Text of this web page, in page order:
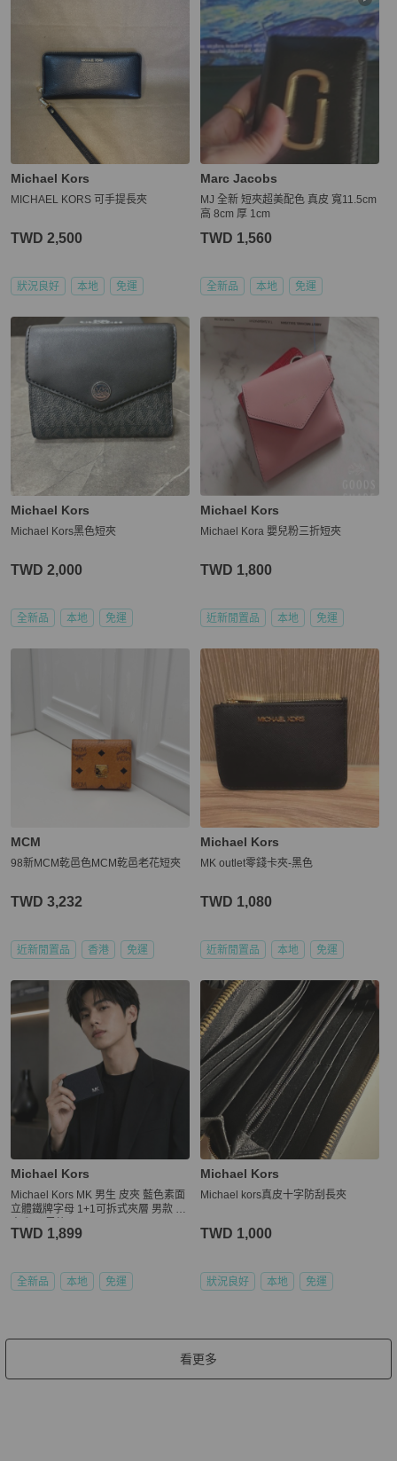
Michael Kors
MICHAEL KORS 可手提長夾
TWD 2,500
狀況良好 本地 免運
Marc Jacobs
MJ 全新 短夾超美配色 真皮 寬11.5cm
高 8cm 厚 1cm
TWD 1,560
全新品 本地 免運
Michael Kors
Michael Kors黑色短夾
TWD 2,000
全新品 本地 免運
Michael Kors
Michael Kora 嬰兒粉三折短夾
TWD 1,800
近新閒置品 本地 免運
MCM
98新MCM乾邑色MCM乾邑老花短夾
TWD 3,232
近新閒置品 香港 免運
Michael Kors
MK outlet零錢卡夾-黑色
TWD 1,080
近新閒置品 本地 免運
Michael Kors
Michael Kors MK 男生 皮夾 藍色素面
立體鐵牌字母 1+1可拆式夾層 男款 短
RADA / bottega veneta / bv / LV / Lou
TWD 1,899
全新品 本地 免運
Michael Kors
Michael kors真皮十字防刮長夾
TWD 1,000
狀況良好 本地 免運
看更多